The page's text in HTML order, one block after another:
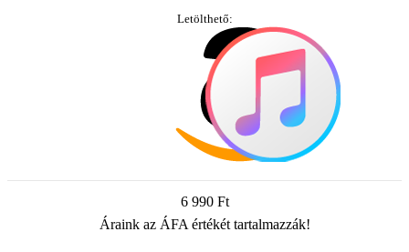
Letölthető:
6 990 Ft
Áraink az ÁFA értékét tartalmazzák!